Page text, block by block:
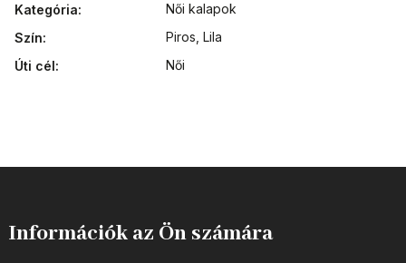
Kategória:
Női kalapok
Szín:
Piros, Lila
Úti cél: Női
Információk az Ön számára